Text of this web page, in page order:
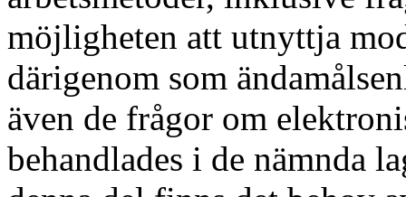
möjligheten att utnyttja
därigenom som
även de frågor om
behandlades i de nämnda